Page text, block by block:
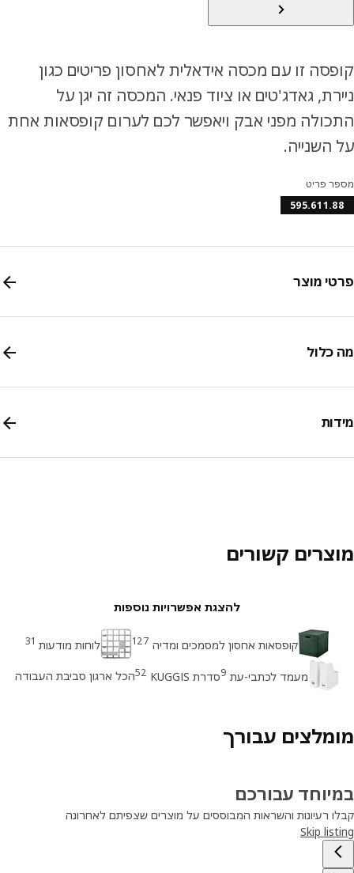
זו עם מכסה אידאלית לאחסון פריטים כגון
גאדג'טים או ציוד פנאי. המכסה זה יגן על
מפני אבק ויאפשר לכם לערום קופסאות אחת
פריט
מוצר
קשורים
להצגת אפשרויות נוספות
קופסאות אחסון למסמכים ומדיה 127 לוחות מודעות 31
מעמד לכתבי-עת 9סדרת KUGGIS 52 הכל ארגון סביבת העבודה
עבורך
עבורכם
רעיונות והשראות המבוססים על מוצרים שצפיתם לאחרונה
Skip